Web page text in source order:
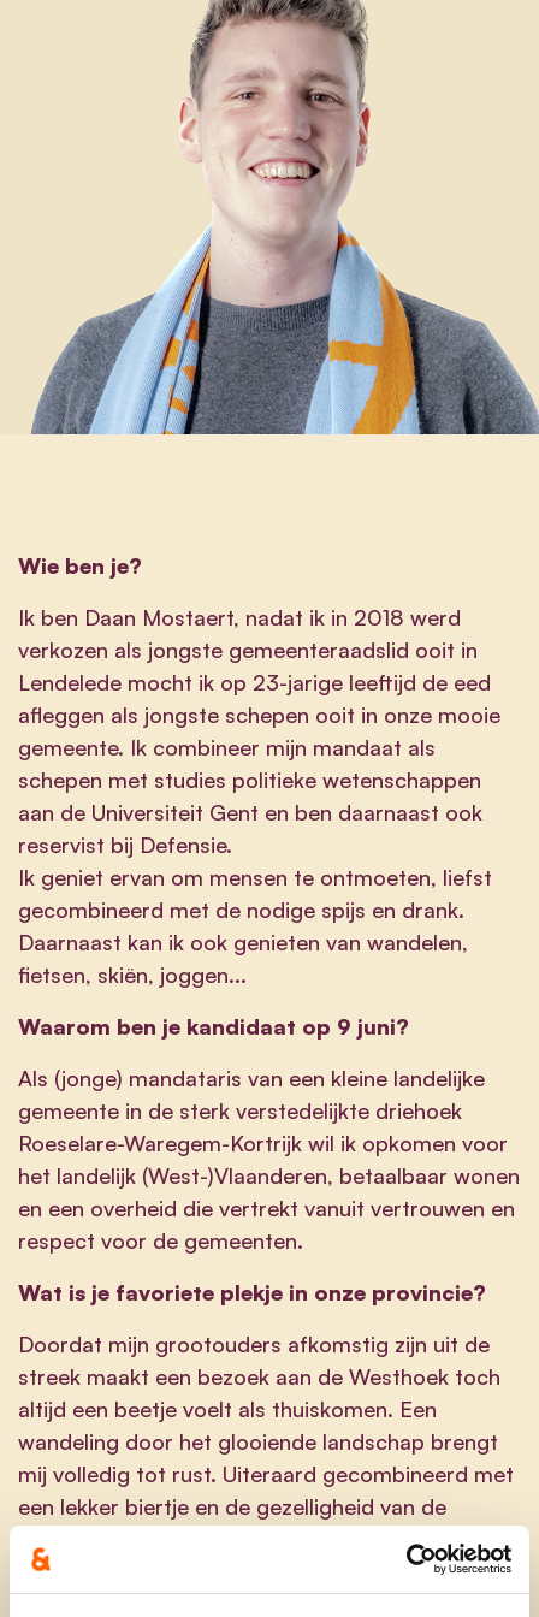
Wie ben je?
Ik ben Daan Mostaert, nadat ik in 2018 werd
verkozen als jongste gemeenteraadslid ooit in
Lendelede mocht ik op 23-jarige leeftijd de eed
afleggen als jongste schepen ooit in onze mooie
gemeente. Ik combineer mijn mandaat als
schepen met studies politieke wetenschappen
aan de Universiteit Gent en ben daarnaast ook
reservist bij Defensie.
Ik geniet ervan om mensen te ontmoeten, liefst
gecombineerd met de nodige spijs en drank.
Daarnaast kan ik ook genieten van wandelen,
fietsen, skiën, joggen...
Waarom ben je kandidaat op 9 juni?
Als (jonge) mandataris van een kleine landelijke
gemeente in de sterk verstedelijkte driehoek
Roeselare-Waregem-Kortrijk wil ik opkomen voor
het landelijk (West-)Vlaanderen, betaalbaar wonen
en een overheid die vertrekt vanuit vertrouwen en
respect voor de gemeenten.
Wat is je favoriete plekje in onze provincie?
Doordat mijn grootouders afkomstig zijn uit de
streek maakt een bezoek aan de Westhoek toch
altijd een beetje voelt als thuiskomen. Een
wandeling door het glooiende landschap brengt
mij volledig tot rust. Uiteraard gecombineerd met
een lekker biertje en de gezelligheid van de